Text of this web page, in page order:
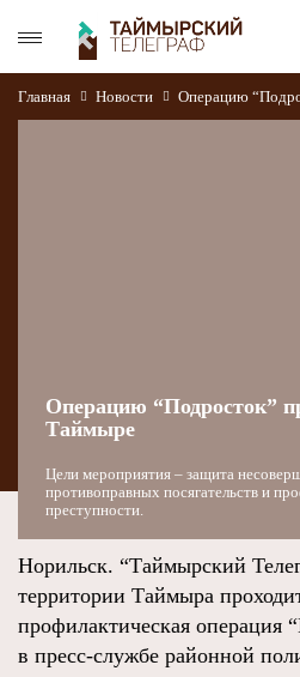
Главная Новости Операцию
Операцию “Подросток”
Таймыре
Цели мероприятия – защита
противоправных посягательств и
преступности.
Норильск. “Таймырский
территории Таймыра
профилактическая операция
в пресс-службе районной